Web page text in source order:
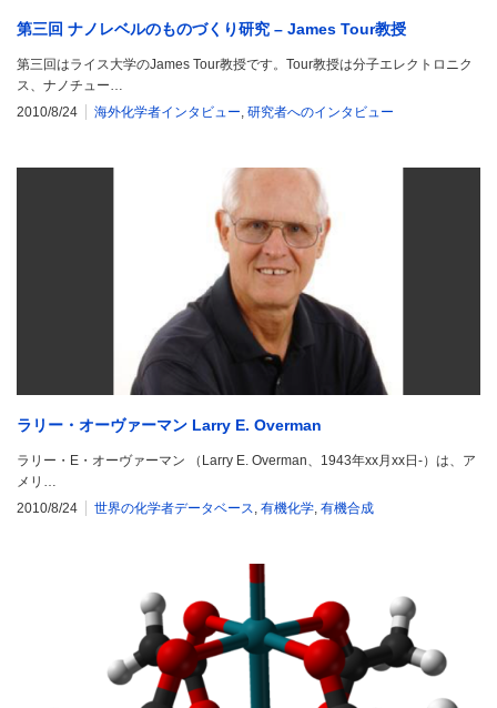
第三回 ナノレベルのものづくり研究 – James Tour教授
第三回はライス大学のJames Tour教授です。Tour教授は分子エレクトロニク
ス、ナノチュー…
2010/8/24
海外化学者インタビュー 研究者へのインタビュー
ラリー・オーヴァーマン Larry E. Overman
ラリー・E・オーヴァーマン （Larry E. Overman、1943年xx月xx日-）は、ア
メリ…
2010/8/24
世界の化学者データベース, 有機化学, 有機合成